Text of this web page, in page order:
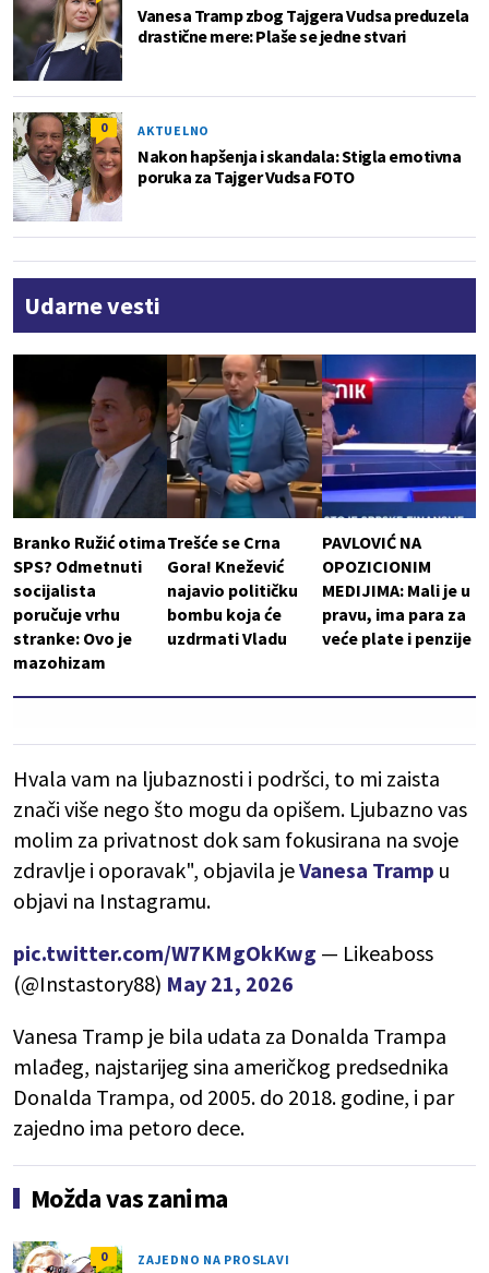
Vanesa Tramp zbog Tajgera Vudsa preduzela
drastične mere: Plaše se jedne stvari
0 AKTUELNO
Nakon hapšenja i skandala: Stigla emotivna
poruka za Tajger Vudsa FOTO
Udarne vesti
Branko Ružić otima
SPS? Odmetnuti
socijalista
poručuje vrhu
stranke: Ovo je
mazohizam
Trešće se Crna
Gora! Knežević
najavio političku
bombu koja će
uzdrmati Vladu
PAVLOVIĆ NA
OPOZICIONIM
MEDIJIMA: Mali je u
pravu, ima para za
veće plate i penzije
Hvala vam na ljubaznosti i podršci, to mi zaista
znači više nego što mogu da opišem. Ljubazno vas
molim za privatnost dok sam fokusirana na svoje
zdravlje i oporavak", objavila jeVanesa Tramp u
objavi na Instagramu.
pic.twitter.com/W7KMgOkKwg — Likeaboss
(@Instastory88) May 21, 2026
Vanesa Tramp je bila udata za Donalda Trampa
mlađeg, najstarijeg sina američkog predsednika
Donalda Trampa, od 2005. do 2018. godine, i par
zajedno ima petoro dece.
Možda vas zanima
0 ZAJEDNO NA PROSLAVI